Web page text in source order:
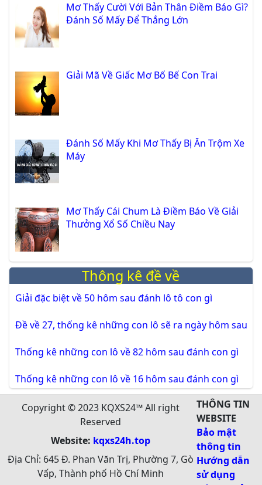
Mơ Thấy Cười Với Bản Thân Điềm Báo Gì?
Đánh Số Mấy Để Thắng Lớn
Giải Mã Về Giấc Mơ Bố Bế Con Trai
Đánh Số Mấy Khi Mơ Thấy Bị Ăn Trộm Xe
Máy
Mơ Thấy Cái Chum Là Điềm Báo Về Giải
Thưởng Xổ Số Chiều Nay
Thông kê đề về
Giải đặc biệt về 50 hôm sau đánh lô tô con gì
Đề về 27, thống kê những con lô sẽ ra ngày hôm sau
Thống kê những con lô về 82 hôm sau đánh con gì
Thống kê những con lô về 16 hôm sau đánh con gì
Copyright © 2023 KQXS24™ All right
Reserved
Website: kqxs24h.top
Địa Chỉ: 645 Đ. Phan Văn Trị, Phường 7, Gò
Vấp, Thành phố Hồ Chí Minh
THÔNG TIN
WEBSITE
Bảo mật
thông tin
Hướng dẫn
sử dụng